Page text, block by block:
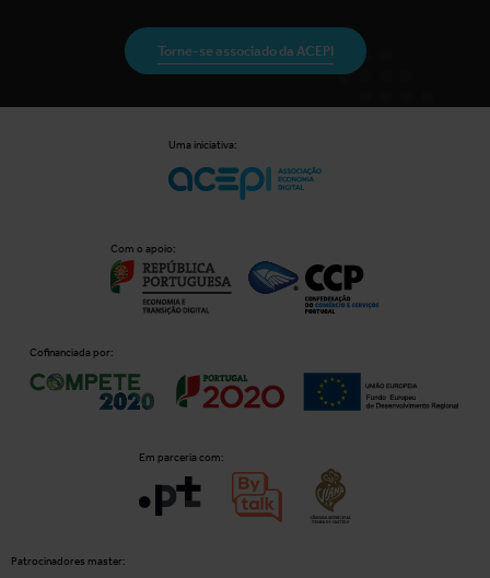
Torne-se associado da ACEPI
Uma iniciativa:
Com o apoio:
Cofinanciada por:
Em parceria com:
Patrocinadores master: